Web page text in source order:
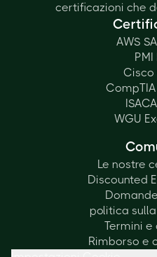
certificazioni che
AWS
PMI
Cisco
WGU
Le nostre
Discounted
politica
Termini e
Rimborso e